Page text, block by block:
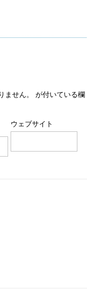
ません。 が付いている欄
ウェブサイト